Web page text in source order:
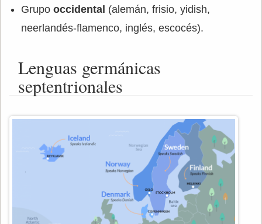
Grupo occidental (alemán, frisio, yidish,
neerlandés-flamenco, inglés, escocés).
Lenguas germánicas
septentrionales